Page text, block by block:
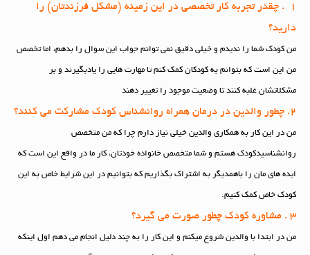
1 . چقدر تجربه کار تخصصی در این زمینه (مشکل فرزندتان) را
دارید؟
من کودک شما را ندیدم و خیلی دقیق نمی توانم جواب این سوال را بدهم، اما تخصص
من این است که بتوانم به کودکان کمک کنم تا مهارت هایی را یادبگیرند و بر
مشکلاتشان غلبه کنند تا وضعیت موجود را تغییر دهند
من در این کار به همکاری والدین خیلی نیاز دارم چرا که من متخصص
روانشناسیدکودک هستم و شما متخصص خانواده خودتان، کار ما در واقع این است که
ایده های مان را باهمدیگر به اشتراک بگذاریم که بتوانیم در این شرایط خاص به این
کودک خاص کمک کنیم.
من در ابتدا با والدین شروع میکنم و این کار را به چند دلیل انجام می دهم اول اینکه